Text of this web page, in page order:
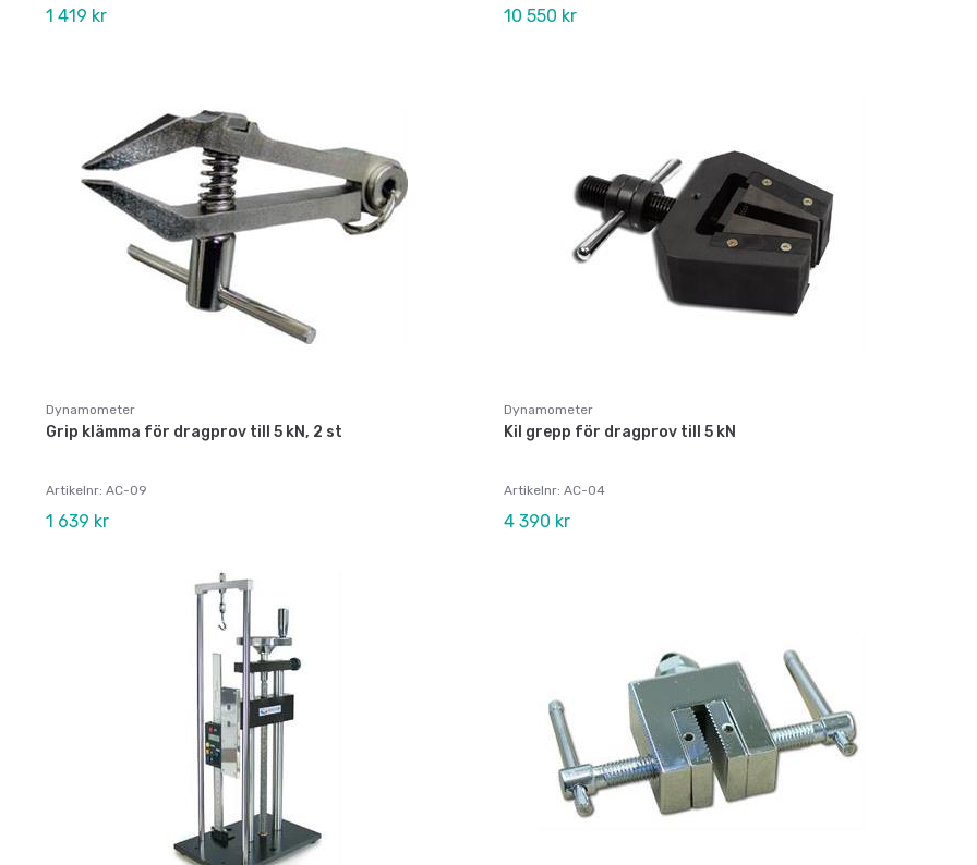
1 419 kr 10 550 kr
Dynamometer
Grip klämma för dragprov till 5 kN, 2 st
Artikelnr: AC-09
1 639 kr
Dynamometer
Kil grepp för dragprov till 5 kN
Artikelnr: AC-04
4 390 kr